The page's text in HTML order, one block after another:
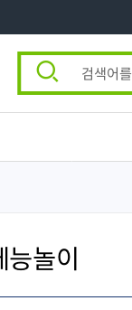
합
색
통
색
능놀이